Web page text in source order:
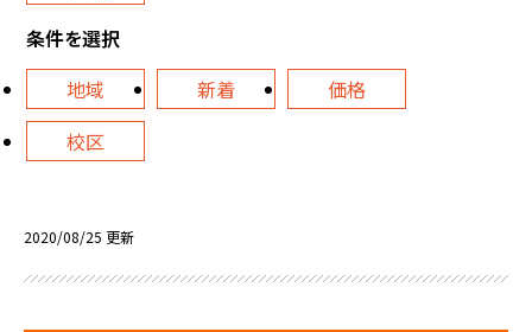
条件を選択
地域
新着
価格
校区
2020/08/25 更新